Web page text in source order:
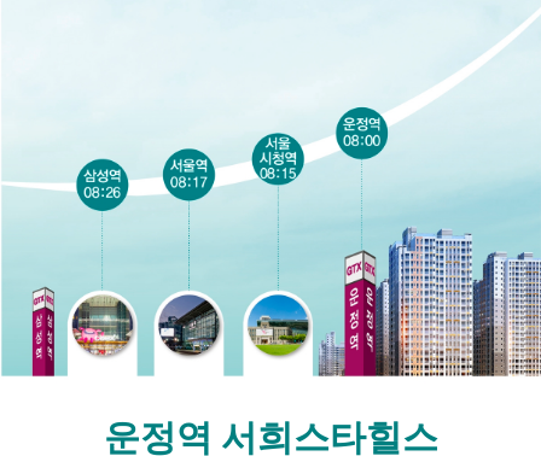
운정역 서희스타힐스